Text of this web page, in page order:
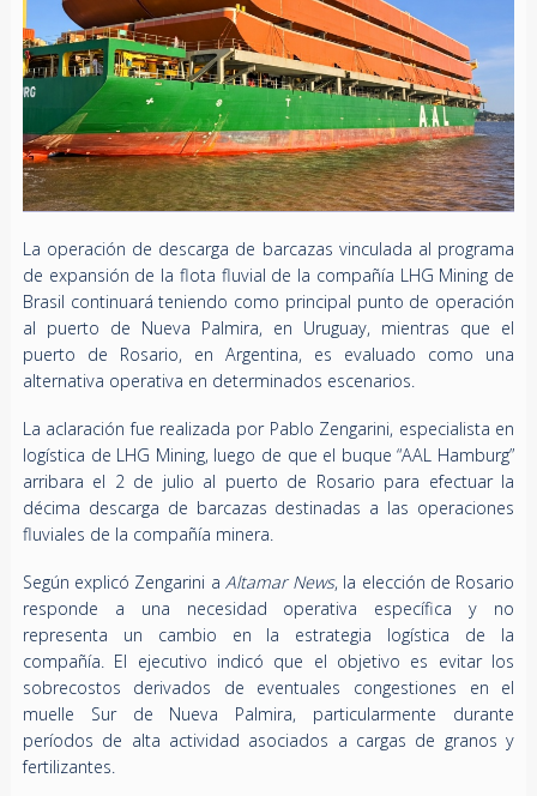
La operación de descarga de barcazas vinculada al programa
de expansión de la flota fluvial de la compañía LHG Mining de
Brasil continuará teniendo como principal punto de operación
al puerto de Nueva Palmira, en Uruguay, mientras que el
puerto de Rosario, en Argentina, es evaluado como una
alternativa operativa en determinados escenarios.
La aclaración fue realizada por Pablo Zengarini, especialista en
logística de LHG Mining, luego de que el buque “AAL Hamburg”
arribara el 2 de julio al puerto de Rosario para efectuar la
décima descarga de barcazas destinadas a las operaciones
fluviales de la compañía minera.
Según explicó Zengarini a Altamar News, la elección de Rosario
responde a una necesidad operativa específica y no
representa un cambio en la estrategia logística de la
compañía. El ejecutivo indicó que el objetivo es evitar los
sobrecostos derivados de eventuales congestiones en el
muelle Sur de Nueva Palmira, particularmente durante
períodos de alta actividad asociados a cargas de granos y
fertilizantes.